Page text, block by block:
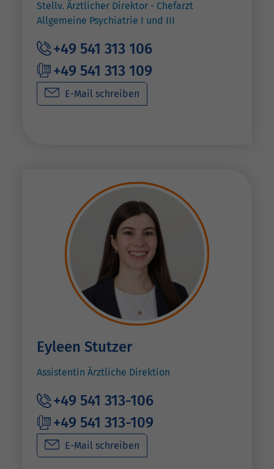
Stellv. Ärztlicher Direktor - Chefarzt
Allgemeine Psychiatrie I und III
+49 541 313 106
+49 541 313 109
E-Mail schreiben
Eyleen Stutzer
Assistentin Ärztliche Direktion
+49 541 313-106
+49 541 313-109
E-Mail schreiben